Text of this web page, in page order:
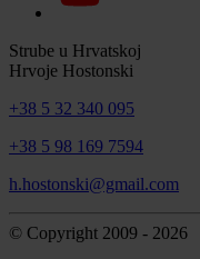
Strube u Hrvatskoj
Hrvoje Hostonski
+38 5 32 340 095
+38 5 98 169 7594
h.hostonski@gmail.com
© Copyright 2009 - 2026